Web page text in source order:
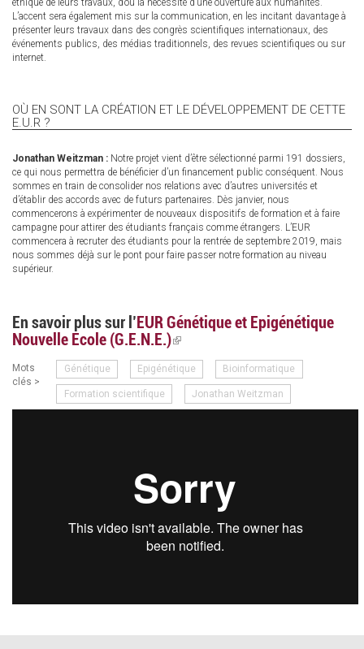
éthique de leurs travaux, d’où la nécessité d’une ouverture aux humanités.
L’accent sera également mis sur la communication, en les incitant davantage à
présenter leurs travaux dans des congrès scientifiques internationaux, des
événements publics, des médias traditionnels, des revues scientifiques ou sur
internet.
OÙ EN SONT LA CRÉATION ET LE DÉVELOPPEMENT DE CETTE
E.U.R ?
Jonathan Weitzman : Notre projet vient d’être sélectionné parmi 191 dossiers,
ce qui nous permettra de bénéficier d’un financement public conséquent. Nous
sommes en train de consolider nos relations avec d’autres universités et
d’établir des accords avec de futurs partenaires. Dès janvier, nous
commencerons à expérimenter de nouveaux dispositifs de formation et à faire
campagne pour attirer des étudiants français comme étrangers. L’EUR
commencera à recruter des étudiants pour la rentrée de septembre 2019, mais
nous sommes déjà sur le pont pour faire passer notre formation au niveau
supérieur.
En savoir plus sur l’EUR Génétique et Epigénétique
Nouvelle Ecole (G.E.N.E.)(link
is
external)
Mots
clés >
Génétique Epigénétique Bioinformatique
Formation scientifique Jonathan Weitzman